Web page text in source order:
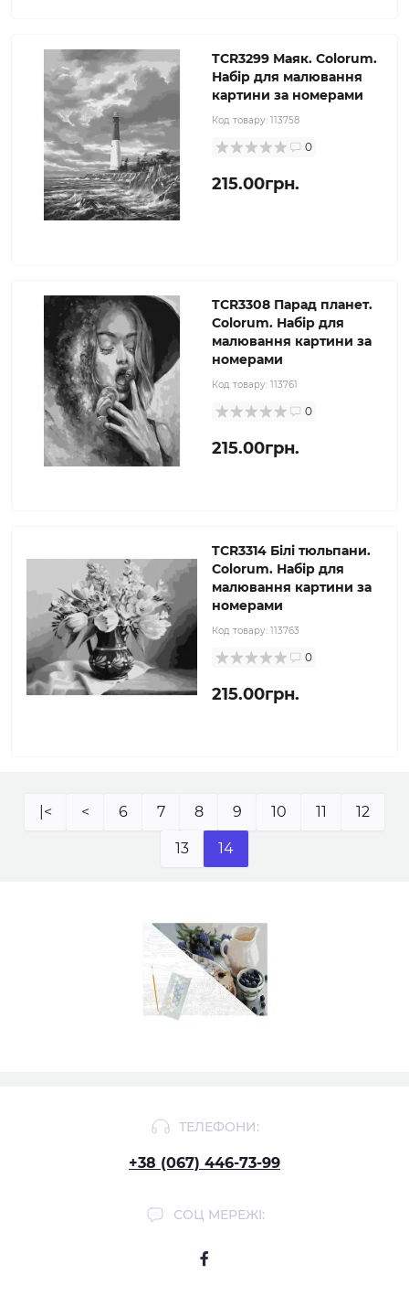
TCR3299 Маяк. Colorum.
Набір для малювання
картини за номерами
Код товару: 113758
0
215.00грн.
TCR3308 Парад планет.
Colorum. Набір для
малювання картини за
номерами
Код товару: 113761
0
215.00грн.
TCR3314 Білі тюльпани.
Colorum. Набір для
малювання картини за
номерами
Код товару: 113763
0
215.00грн.
|< < 6 7 8 9 10 11 12
13 14
ТЕЛЕФОНИ:
+38 (067) 446-73-99
СОЦ МЕРЕЖІ: